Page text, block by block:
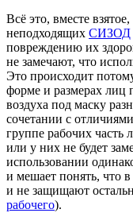
Всё это, вместе
неподходящих СИЗОД
повреждению их
не замечают, что
Это происходит
форме и размерах лиц
воздуха под маску
сочетании с
группе рабочих
или у них не будет
использовании
и мешает понять, что
и не защищают
рабочего).